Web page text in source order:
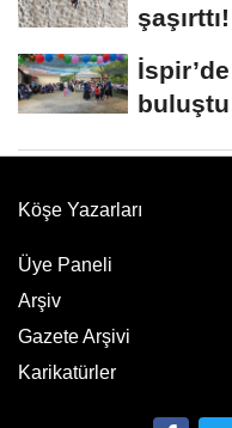
şaşırttı!
Köşe Yazarları
Üye Paneli
Arşiv
Gazete Arşivi
Karikatürler